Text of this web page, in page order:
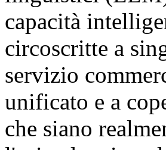
capacità
circoscritte a
servizio
unificato e a
che siano